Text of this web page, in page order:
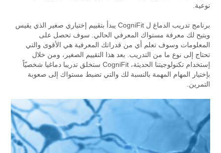
نوعية.
برنامج تدريب الدماغ ل CogniFit يبدأ بتقييم إختياري صغير الذي يقيس
ويتيح لك معرفة مستواك المعرفي الحالي. سوف تحصل على
المعلومات وسوف تعلم أي من قدراتك المعرفية هي الأقوى والتي
تحتاج إلى نوع ما من التدريب. بعد هذا التقييم الصغير، ومن خلال
إستخدام تكنولوجيتنا الحديثة، CogniFit ستخلق تدريبا دماغيا شخصيّاً
بإختيار المهام المهمة بالنسبة لك والتي تضبط مستواك إلى صعوبة
التمرين.